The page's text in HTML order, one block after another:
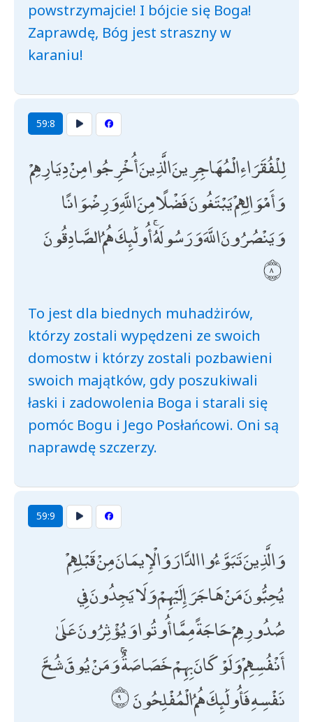
powstrzymajcie! I bójcie się Boga!
Zaprawdę, Bóg jest straszny w
karaniu!
59:8
لِلْفُقَرَاءِ الْمُهَاجِرِينَ الَّذِينَ أُخْرِجُوا مِنْ دِيَارِهِمْ
وَأَمْوَالِهِمْ يَبْتَغُونَ فَضْلًا مِنَ اللَّهِ وَرِضْوَانًا
وَيَنْصُرُونَ اللَّهَ وَرَسُولَهُ ۚ أُولَٰئِكَ هُمُ الصَّادِقُونَ
To jest dla biednych muhadżirów,
którzy zostali wypędzeni ze swoich
domostw i którzy zostali pozbawieni
swoich majątków, gdy poszukiwali
łaski i zadowolenia Boga i starali się
pomóc Bogu i Jego Posłańcowi. Oni są
naprawdę szczerzy.
59:9
وَالَّذِينَ تَبَوَّءُوا الدَّارَ وَالْإِيمَانَ مِنْ قَبْلِهِمْ
يُحِبُّونَ مَنْ هَاجَرَ إِلَيْهِمْ وَلَا يَجِدُونَ فِي
صُدُورِهِمْ حَاجَةً مِمَّا أُوتُوا وَيُؤْثِرُونَ عَلَىٰ
أَنْفُسِهِمْ وَلَوْ كَانَ بِهِمْ خَصَاصَةٌ ۚ وَمَنْ يُوقَ شُحَّ
نَفْسِهِ فَأُولَٰئِكَ هُمُ الْمُفْلِحُونَ